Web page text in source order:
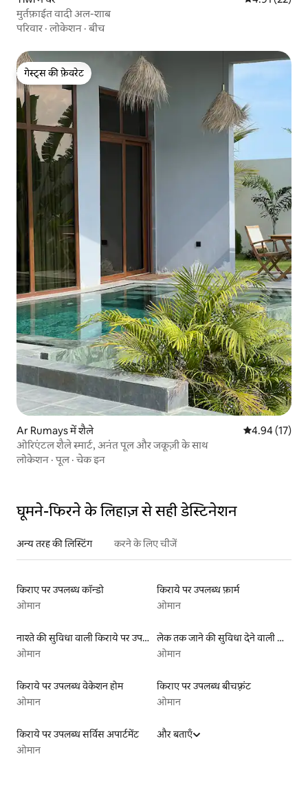
मुर्तफ़ाईत वादी अल-शाब
परिवार ·लोकेशन ·बीच
गेस्ट्स की फ़ेवरेट
गेस्ट्स की फ़ेवरेट
Ar Rumays में शैले औसत रेटिंग 5 में
4.94 (17)
ओरिएंटल शैले स्मार्ट, अनंत पूल और जकूज़ी के साथ
लोकेशन ·पूल·चेक इन
घूमने-फिरने के लिहाज़ से सही डेस्टिनेशन
अन्य तरह की लिस्टिंग करने के लिए चीजें
किराए पर उपलब्ध कॉन्डो
ओमान
किराये पर उपलब्ध फ़ार्म
ओमान
नाश्ते की सुविधा वाली किराये पर उपलब्ध लिस्टिंग
ओमान
लेक तक जाने की सुविधा देने वाली किराये पर उपलब्ध लिस्टिंग
ओमान
किराये पर उपलब्ध वेकेशन होम
ओमान
किराए पर उपलब्ध बीचफ़्रंट
ओमान
किराये पर उपलब्ध सर्विस अपार्टमेंट
ओमान
और बताएँ